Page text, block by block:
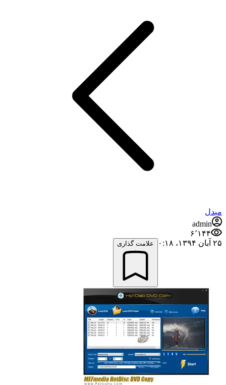
مبدل
admin
۶٬۱۴۴
۲۵ آبان ۱۳۹۴،‏ ۰:۱۸
علامت گذاری